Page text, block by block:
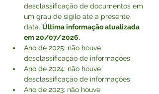
desclassificação de documentos em
um grau de sigilo até a presente
data. Última informação atualizada
em 20/07/2026.
Ano de 2025: não houve
desclassificação de informações
Ano de 2024: não houve
desclassificação de informações
Ano de 2023: não houve